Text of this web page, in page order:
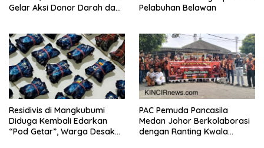
Gelar Aksi Donor Darah dan
Pelabuhan Belawan
Residivis di Mangkubumi
Diduga Kembali Edarkan
“Pod Getar”, Warga Desak
PAC Pemuda Pancasila
Medan Johor Berkolaborasi
dengan Ranting Kwala